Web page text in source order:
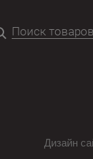
Дизайн